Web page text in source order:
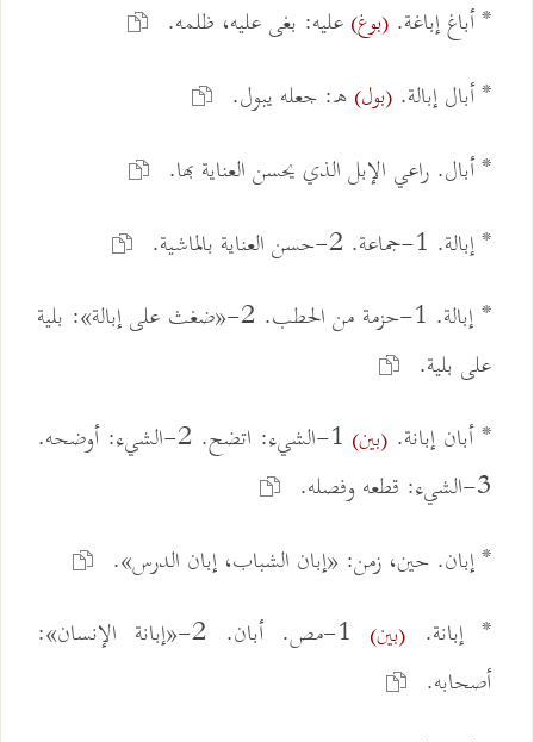
* أباغ إباغة. (بوغ)عليه: بغى عليه، ظلمه.
* أبال إبالة. (بول)ه: جعله يبول.
* أبال. راعي الإبل الذي يحسن العناية بها.
* إبالة. 1-جماعة. 2-حسن العناية بالماشية.
* إبالة. 1-حزمة من الحطب. 2-«ضغث على إبالة»: بلية
على بلية.
* أبان إبانة. (بين)
1-الشيء: اتضح. 2-الشيء: أوضحه.
3-الشيء: قطعه وفصله.
* إبان. حين، زمن: «إبان الشباب، إبان الدرس».
* إبانة. (بين)
1-مص. أبان. 2-«إبانة الإنسان»:
أصحابه.